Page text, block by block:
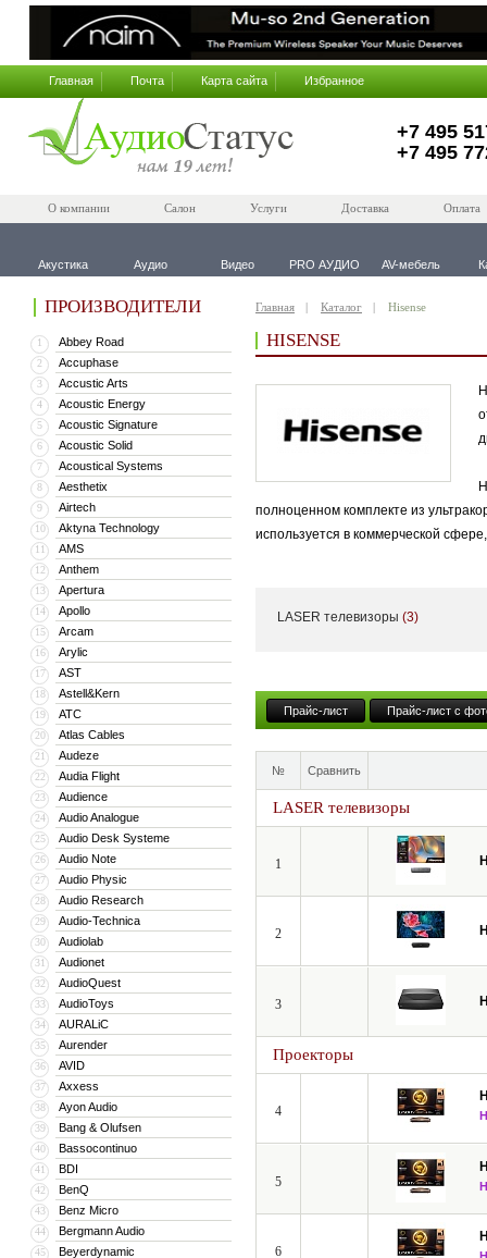
Главная Почта Карта сайта Избранное
+7 495
+7 495
О компании Салон Услуги Доставка Оплата
Акустика Аудио Видео PRO АУДИО AV-мебель
ПРОИЗВОДИТЕЛИ
1 Abbey Road
2 Accuphase
3 Accustic Arts
4 Acoustic Energy
5 Acoustic Signature
6 Acoustic Solid
7 Acoustical Systems
8 Aesthetix
9 Airtech
10 Aktyna Technology
11 AMS
12 Anthem
13 Apertura
14 Apollo
15 Arcam
16 Arylic
17 AST
18 Astell&Kern
19 ATC
20 Atlas Cables
21 Audeze
22 Audia Flight
23 Audience
24 Audio Analogue
25 Audio Desk Systeme
26 Audio Note
27 Audio Physic
28 Audio Research
29 Audio-Technica
30 Audiolab
31 Audionet
32 AudioQuest
33 AudioToys
34 AURALiC
35 Aurender
36 AVID
37 Axxess
38 Ayon Audio
39 Bang & Olufsen
40 Bassocontinuo
41 BDI
42 BenQ
43 Benz Micro
44 Bergmann Audio
45 Beyerdynamic
Главная Каталог Hisense
HISENSE
полноценном комплекте из
используется в коммерческой
оснащены парой встроенных
обеспечивает более глубокое и
минимальное время отклика с
Компания HiSense была основана
электроприборы, системы
производственных площадок, 12
LASER телевизоры (3)
Прайс-лист Прайс-лист с
№ Сравнить
LASER телевизоры
1
2
3
Проекторы
4
5
6